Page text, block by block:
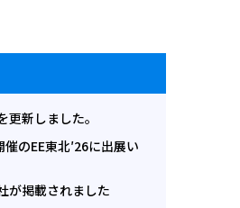
更新しました。
のEE東北′26に出展い
が掲載されました